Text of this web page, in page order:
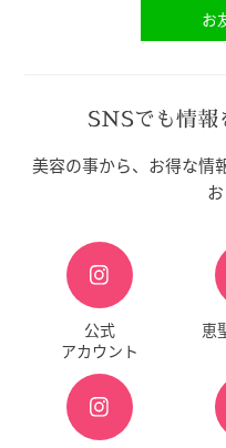
お
SNSでも情報
美容の事から、お得な情
公式
アカウント
恵